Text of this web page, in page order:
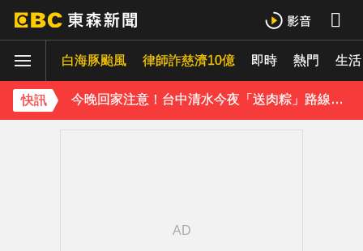
白海豚颱風 律師詐慈濟10億 即時 熱門 生活
快訊
《半澤直樹》男星宣布再婚！迎新生命雙喜臨門
下載東森App，隨時掌握天下大小事！
今晚回家注意！台中清水今夜「送肉粽」路線跨彰化4鄉鎮